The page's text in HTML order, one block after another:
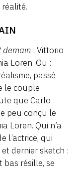
demain : Vittorio
Loren. Ou :
passé
le couple
que Carlo
peu conçu le
Loren. Qui n’a
l’actrice, qui
dernier sketch :
résille, se